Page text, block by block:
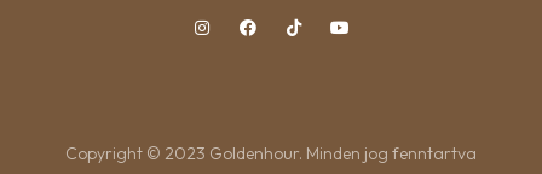
Copyright © 2023 Goldenhour. Minden jog fenntartva